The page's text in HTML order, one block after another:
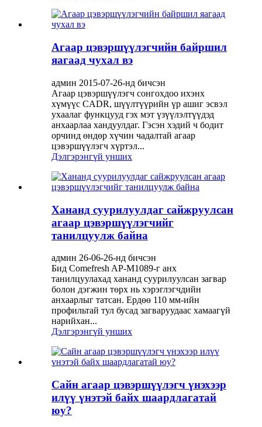
Агаар цэвэршүүлэгчийн байршил
яагаад чухал вэ
админ 2015-07-26-нд бичсэн
Агаар цэвэршүүлэгч сонгохдоо ихэнх
хүмүүс CADR, шүүлтүүрийн үр ашиг эсвэл
ухаалаг функцууд гэх мэт үзүүлэлтүүдэд
анхаарлаа хандуулдаг. Гэсэн хэдий ч бодит
орчинд өндөр хүчин чадалтай агаар
цэвэршүүлэгч хүртэл...
Дэлгэрэнгүй унших
Хананд суурилуулдаг сайжруулсан
агаар цэвэршүүлэгчийг
танилцуулж байна
админ 26-06-26-нд бичсэн
Бид Comefresh AP-M1089-г анх
танилцуулахад хананд суурилуулсан загвар
болон дэгжин төрх нь хэрэглэгчдийн
анхаарлыг татсан. Ердөө 110 мм-ийн
профильтай тул бусад загваруудаас хамаагүй
нарийхан...
Дэлгэрэнгүй унших
Сайн агаар цэвэршүүлэгч үнэхээр
илүү үнэтэй байх шаардлагатай
юу?